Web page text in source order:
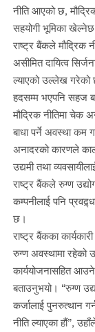
नीति आएको छ,
सहयोगी भूमिका
राष्ट्र बैंकले मौद्रिक
असीमित दायित्व
ल्याएको उल्लेख गरेको
हदसम्म भएपनि सहज
मौद्रिक नीतिमा चेक
बाधा पर्ने अवस्था
अनादरको कारणले
उद्यमी तथा
राष्ट्र बैंकले रुग्ण
कम्पनीलाई पनि
छ।
राष्ट्र बैंकका
रुग्ण अवस्थामा रहेको
कार्ययोजनासहित
बताउनुभयो। “रुग्ण
कर्जालाई पुनरुत्थान
नीति ल्याएका हौं”,